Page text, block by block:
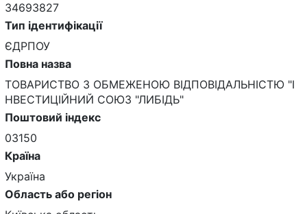
34693827
Тип ідентифікації
ЄДРПОУ
Повна назва
ТОВАРИСТВО З ОБМЕЖЕНОЮ ВІДПОВІДАЛЬНІСТЮ "І
НВЕСТИЦІЙНИЙ СОЮЗ "ЛИБІДЬ"
Поштовий індекс
03150
Країна
Україна
Область або регіон